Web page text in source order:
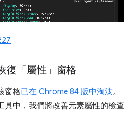
「屬性」 窗格
窗格已在 Chrome 84 版中淘汰。
具中，我們將改善元素屬性的檢查